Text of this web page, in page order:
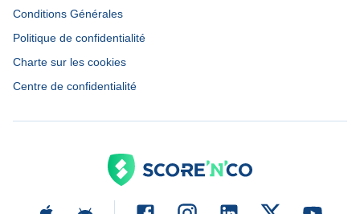
Conditions Générales
Politique de confidentialité
Charte sur les cookies
Centre de confidentialité